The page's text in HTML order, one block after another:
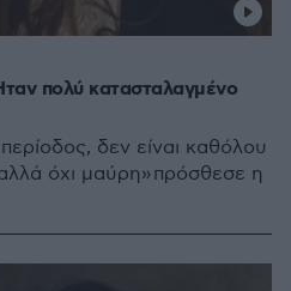
πολύ κατασταλαγμένο
δεν είναι καθόλου
όχι μαύρη» πρόσθεσε η